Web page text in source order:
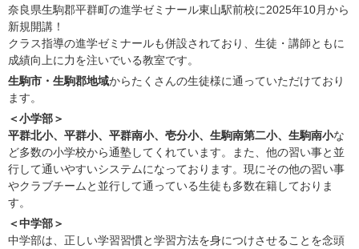
奈良県生駒郡平群町の進学ゼミナール東山駅前校に2025年10月から
新規開講！
クラス指導の進学ゼミナールも併設されており、生徒・講師ともに
成績向上に力を注いでいる教室です。
生駒市・生駒郡地域からたくさんの生徒様に通っていただけており
ます。
＜小学部＞
平群北小、平群小、平群南小、壱分小、生駒南第二小、生駒南小な
ど多数の小学校から通塾してくれています。また、他の習い事と並
行して通いやすいシステムになっております。現にその他の習い事
やクラブチームと並行して通っている生徒も多数在籍しておりま
す。
＜中学部＞
中学部は、正しい学習習慣と学習方法を身につけさせることを念頭